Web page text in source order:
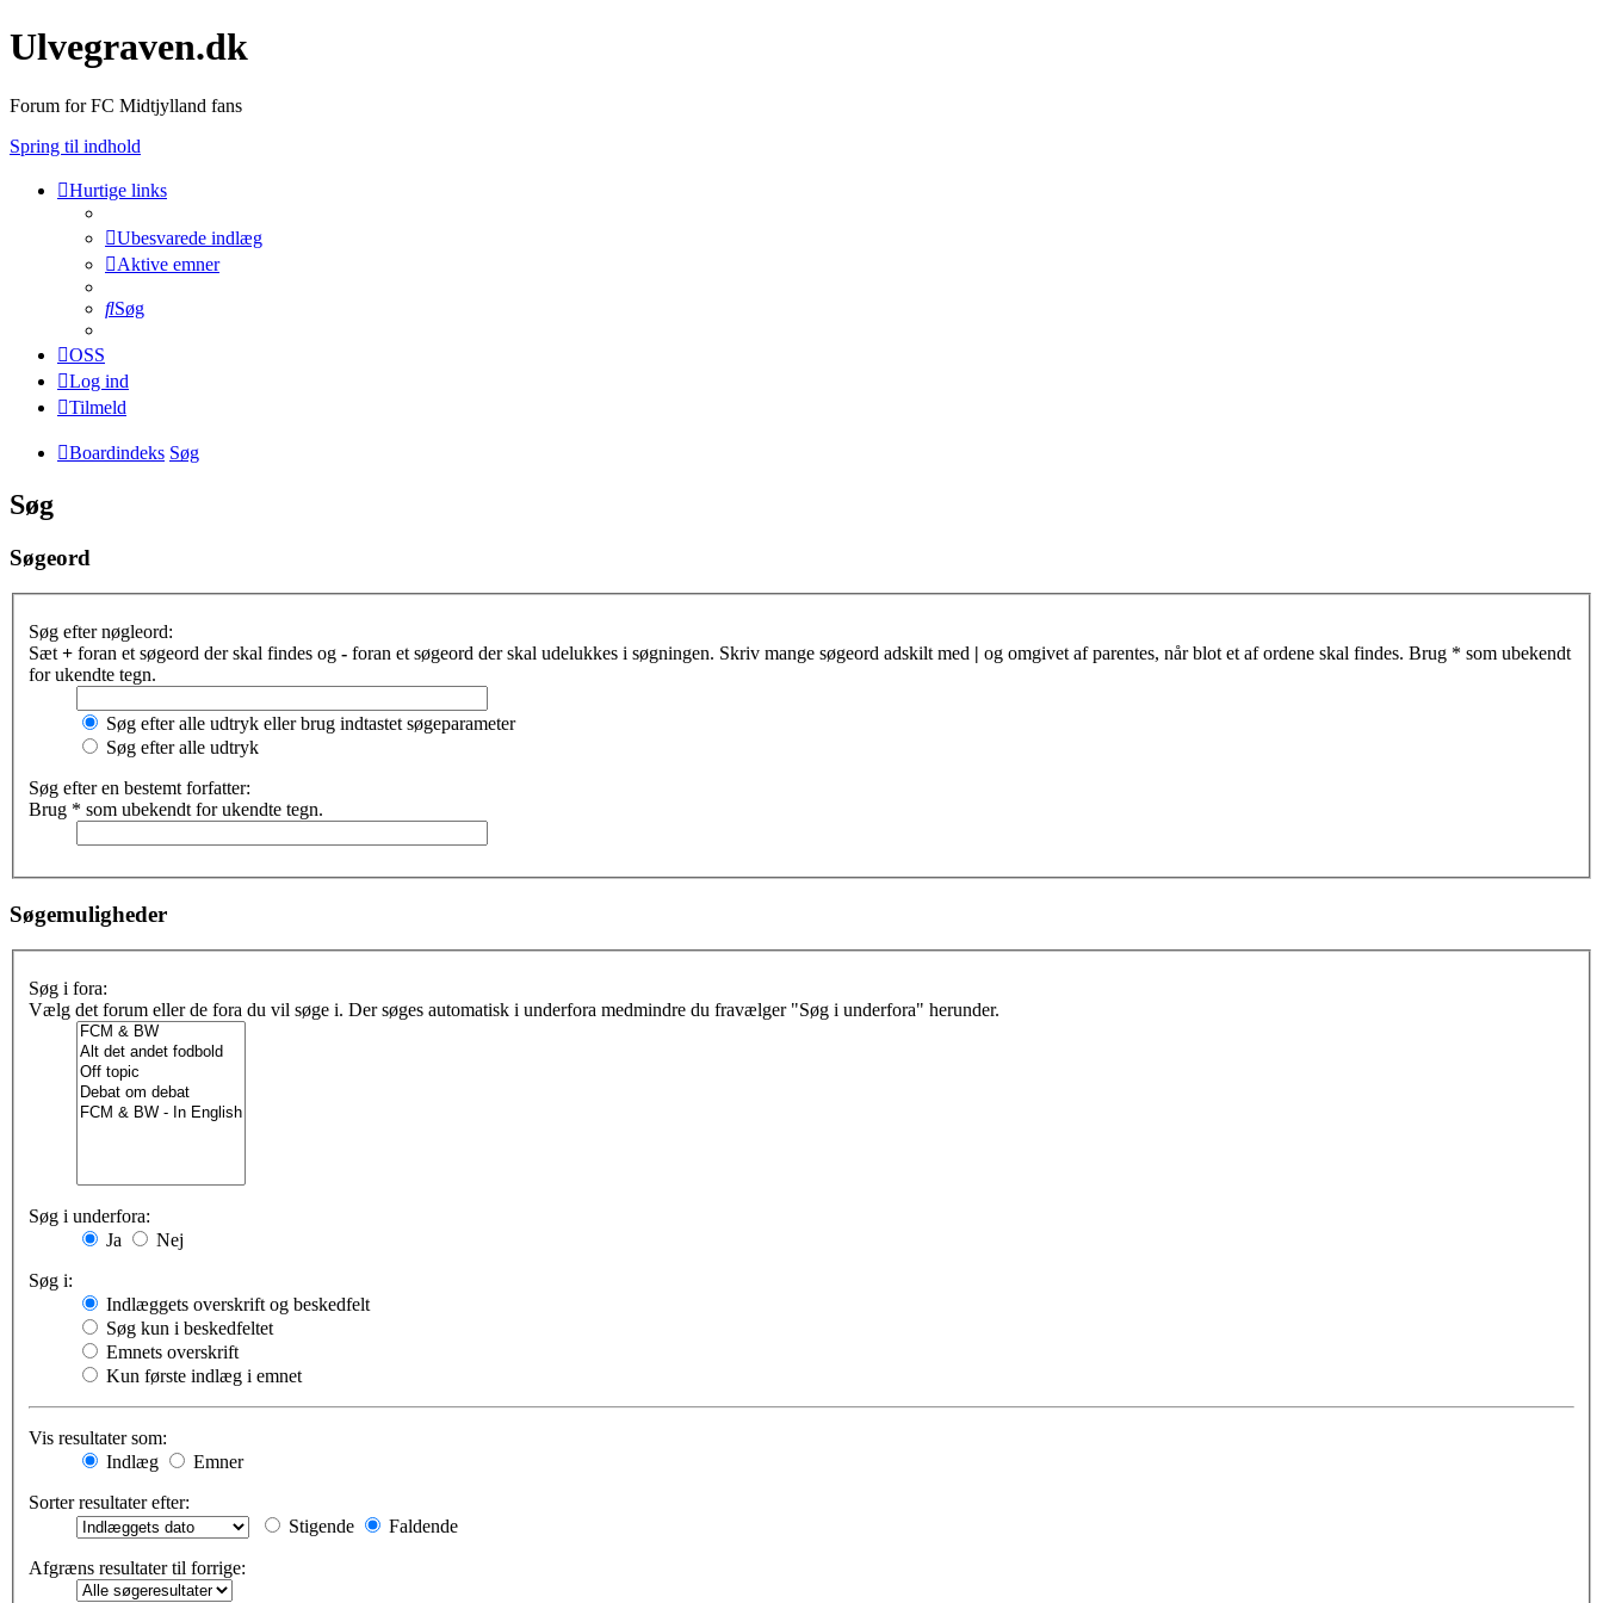
Ulvegraven.dk
Forum for FC Midtjylland fans
Spring til indhold
Hurtige links
Ubesvarede indlæg
Aktive emner
Søg
OSS
Log ind
Tilmeld
Boardindeks Søg
Søg
Søgeord
Søg efter nøgleord:
Sæt + foran et søgeord der skal findes og - foran et søgeord der skal udelukkes i søgningen. Skriv mange søgeord adskilt med | og omgivet af parentes, når blot et af ordene skal findes. Brug * som ubekendt
for ukendte tegn.
Søg efter alle udtryk eller brug indtastet søgeparameter
Søg efter alle udtryk
Søg efter en bestemt forfatter:
Brug * som ubekendt for ukendte tegn.
Søgemuligheder
Søg i fora:
Vælg det forum eller de fora du vil søge i. Der søges automatisk i underfora medmindre du fravælger "Søg i underfora" herunder.
Søg i underfora:
Ja
Nej
Søg i:
Indlæggets overskrift og beskedfelt
Søg kun i beskedfeltet
Emnets overskrift
Kun første indlæg i emnet
Vis resultater som:
Indlæg
Emner
Sorter resultater efter:
Stigende
Faldende
Afgræns resultater til forrige: